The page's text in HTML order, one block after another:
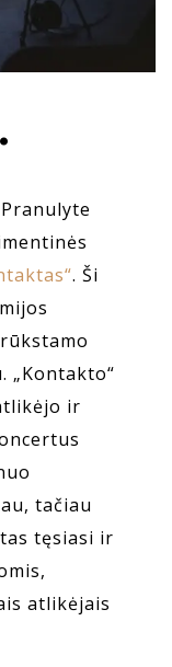
. Ši
„Kontakto“
ir
tačiau
tęsiasi ir
atlikėjais